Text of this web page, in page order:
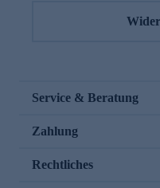
Service & Beratung
Zahlung
Rechtliches